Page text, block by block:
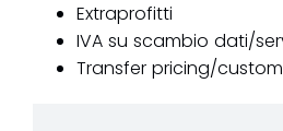
Extraprofitti
IVA su scambio dati/
Transfer pricing/